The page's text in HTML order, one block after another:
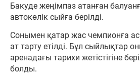
Бакуде жеңімпаз атанған
автокөлік сыйға берілді.
Сонымен қатар жас чемпионға
ат тарту етілді. Бұл сыйлықтар
аренадағы тарихи жетістігіне
болды.